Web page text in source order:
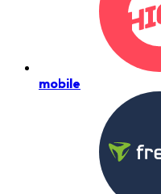
mobile